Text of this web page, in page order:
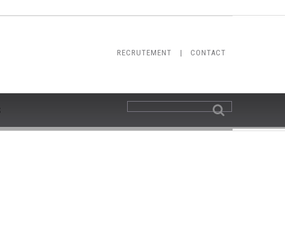
RECRUTEMENT | CONTACT